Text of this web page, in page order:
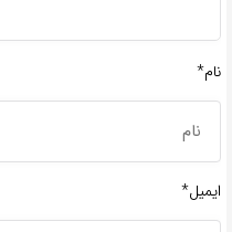
نام*
ایمیل*